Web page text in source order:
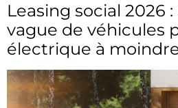
Leasing social 2026
vague de véhicules
électrique à